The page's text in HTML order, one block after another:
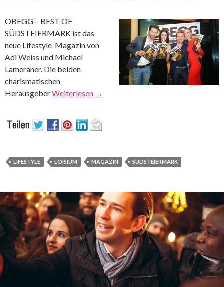
OBEGG – BEST OF
SÜDSTEIERMARK ist das
neue Lifestyle-Magazin von
Adi Weiss und Michael
Lameraner. Die beiden
charismatischen
HerausgeberWeiterlesen →
LIFESTYLE LOISIUM MAGAZIN SÜDSTEIERMARK